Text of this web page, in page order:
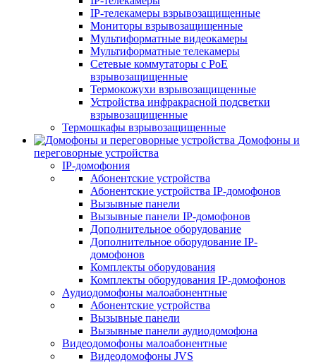
IP-телекамеры взрывозащищенные
Мониторы взрывозащищенные
Мультиформатные видеокамеры
Мультиформатные телекамеры
Сетевые коммутаторы с РоЕ
взрывозащищенные
Термокожухи взрывозащищенные
Устройства инфракрасной подсветки
взрывозащищенные
Термошкафы взрывозащищенные
Домофоны и
переговорные устройства
IP-домофония
Абонентские устройства
Абонентские устройства IP-домофонов
Вызывные панели
Вызывные панели IP-домофонов
Дополнительное оборудование
Дополнительное оборудование IP-
домофонов
Комплекты оборудования
Комплекты оборудования IP-домофонов
Аудиодомофоны малоабонентные
Абонентские устройства
Вызывные панели
Вызывные панели аудиодомофона
Видеодомофоны малоабонентные
Видеодомофоны JVS